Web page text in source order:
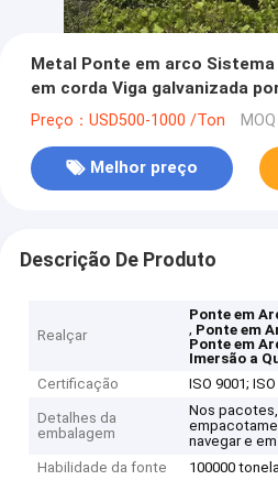
Metal Ponte em arco
em corda Viga galvanizada
Preço：USD500-1000 /Ton
Melhor preço
Descrição De Produto
Realçar
Ponte em
, Ponte em
Ponte em
Imersão a
Certificação
ISO 9001;
Detalhes da
embalagem
Nos
navegar e
Habilidade da fonte
100000